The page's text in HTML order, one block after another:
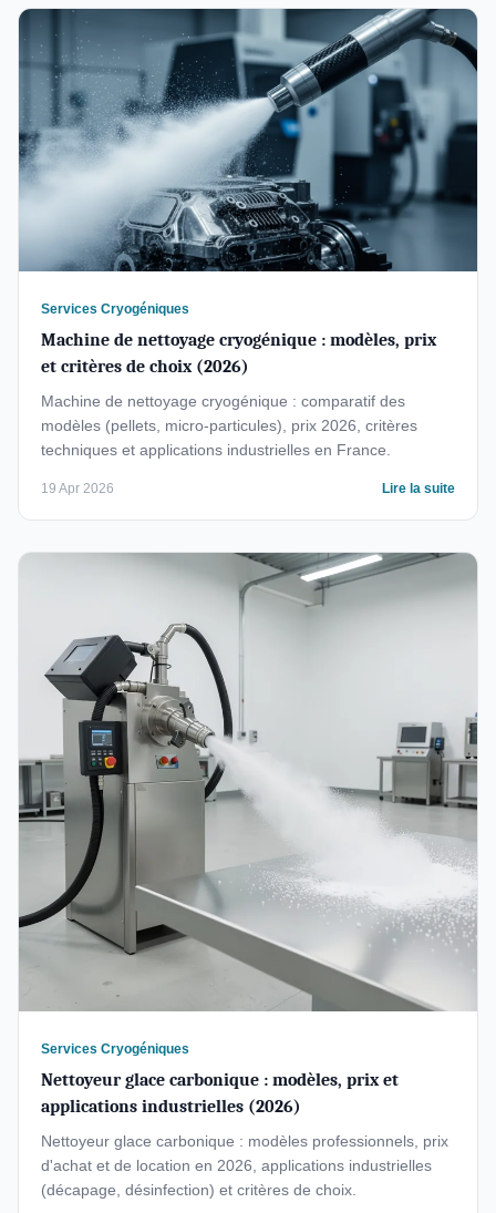
Services Cryogéniques
Machine de nettoyage cryogénique : modèles, prix
et critères de choix (2026)
Machine de nettoyage cryogénique : comparatif des
modèles (pellets, micro-particules), prix 2026, critères
techniques et applications industrielles en France.
19 Apr 2026 Lire la suite
Services Cryogéniques
Nettoyeur glace carbonique : modèles, prix et
applications industrielles (2026)
Nettoyeur glace carbonique : modèles professionnels, prix
d'achat et de location en 2026, applications industrielles
(décapage, désinfection) et critères de choix.